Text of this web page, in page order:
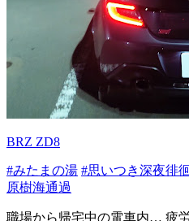
BRZ ZD8
#みたまの湯 #思いつき深夜徘
原樹海通過
職場から帰宅中の電車内… 疲